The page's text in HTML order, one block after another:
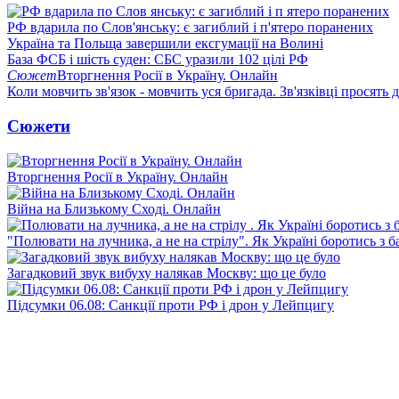
РФ вдарила по Слов'янську: є загиблий і п'ятеро поранених
Україна та Польща завершили ексгумації на Волині
База ФСБ і шість суден: СБС уразили 102 цілі РФ
СюжетВторгнення Росії в Україну. Онлайн
Коли мовчить зв'язок - мовчить уся бригада. Зв'язківці просять
Сюжети
Вторгнення Росії в Україну. Онлайн
Війна на Близькому Сході. Онлайн
"Полювати на лучника, а не на стрілу". Як Україні боротись з
Загадковий звук вибуху налякав Москву: що це було
Підсумки 06.08: Санкції проти РФ і дрон у Лейпцигу